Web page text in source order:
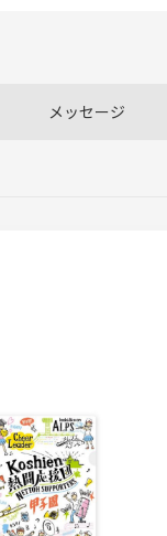
メッセージ